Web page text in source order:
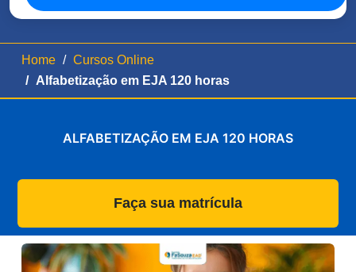
Home
Cursos Online
Alfabetização em EJA 120 horas
ALFABETIZAÇÃO EM EJA 120 HORAS
Faça sua matrícula